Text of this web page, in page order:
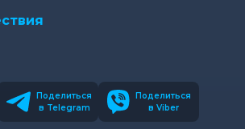
Поделиться
в Telegram
Поделиться
в Viber